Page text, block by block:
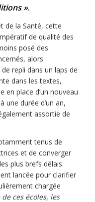
».
de la Santé, cette
de qualité des
posé des
alors
repli dans un laps de
dans les textes,
en place d’un nouveau
une durée d’un an,
assortie de
tenus de
et de converger
plus brefs délais.
lancée pour clarifier
chargée
ces écoles, les